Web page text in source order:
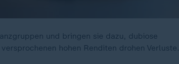
und bringen sie dazu, dubiose
hohen Renditen drohen Verluste.